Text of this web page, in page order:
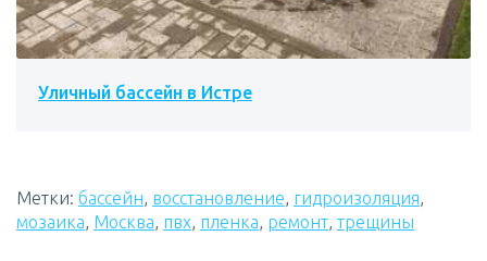
Уличный бассейн в Истре
Метки: бассейн, восстановление, гидроизоляция,
мозаика, Москва, пвх, пленка, ремонт, трещины